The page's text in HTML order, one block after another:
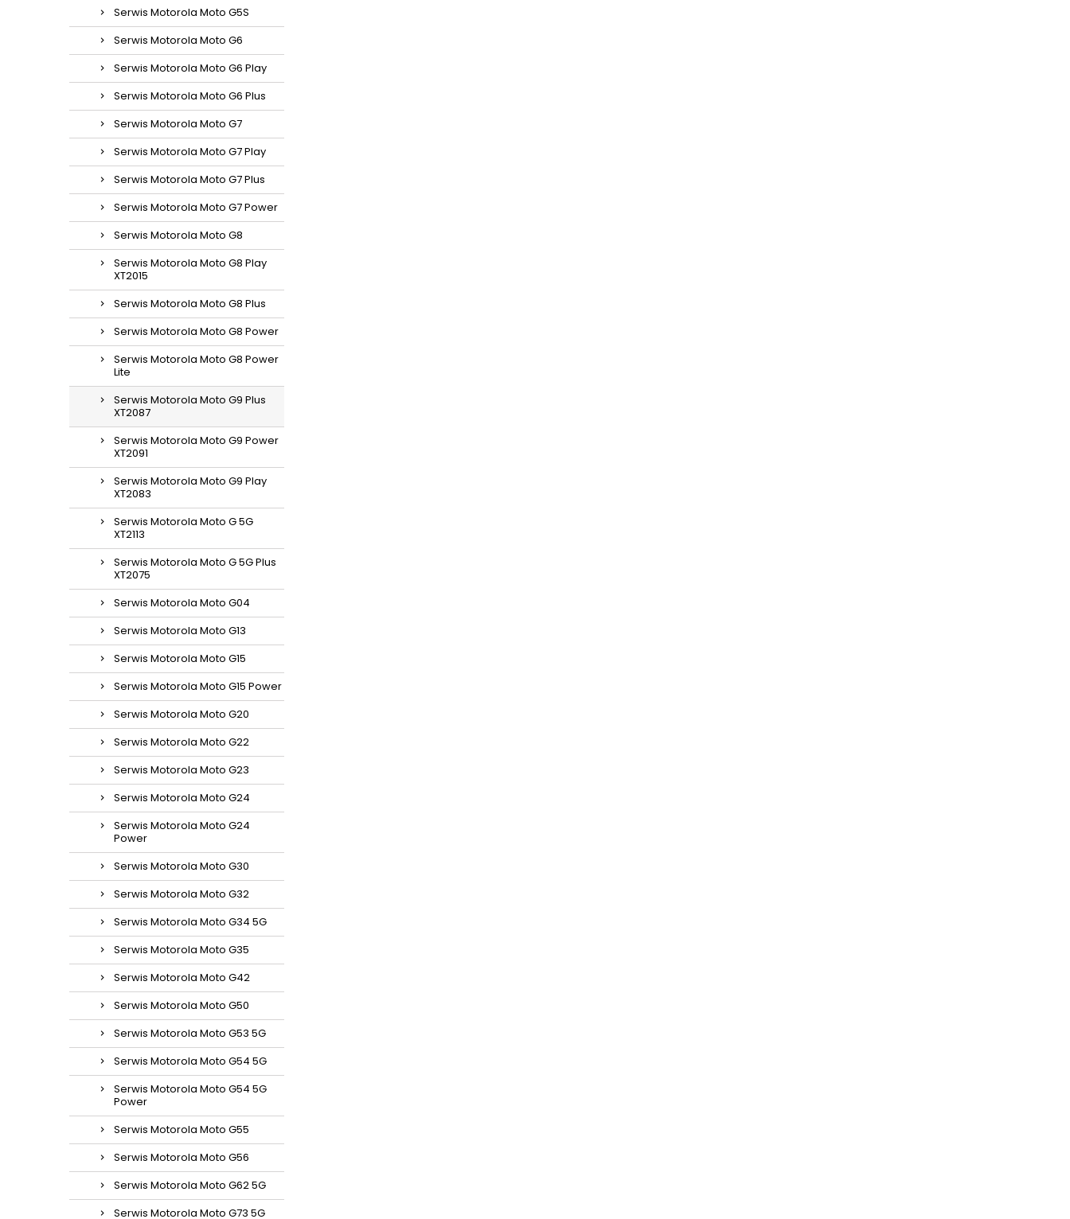
Serwis Motorola Moto G5S
Serwis Motorola Moto G6
Serwis Motorola Moto G6 Play
Serwis Motorola Moto G6 Plus
Serwis Motorola Moto G7
Serwis Motorola Moto G7 Play
Serwis Motorola Moto G7 Plus
Serwis Motorola Moto G7 Power
Serwis Motorola Moto G8
Serwis Motorola Moto G8 Play
XT2015
Serwis Motorola Moto G8 Plus
Serwis Motorola Moto G8 Power
Serwis Motorola Moto G8 Power
Lite
Serwis Motorola Moto G9 Plus
XT2087
Serwis Motorola Moto G9 Power
XT2091
Serwis Motorola Moto G9 Play
XT2083
Serwis Motorola Moto G 5G
XT2113
Serwis Motorola Moto G 5G Plus
XT2075
Serwis Motorola Moto G04
Serwis Motorola Moto G13
Serwis Motorola Moto G15
Serwis Motorola Moto G15 Power
Serwis Motorola Moto G20
Serwis Motorola Moto G22
Serwis Motorola Moto G23
Serwis Motorola Moto G24
Serwis Motorola Moto G24
Power
Serwis Motorola Moto G30
Serwis Motorola Moto G32
Serwis Motorola Moto G34 5G
Serwis Motorola Moto G35
Serwis Motorola Moto G42
Serwis Motorola Moto G50
Serwis Motorola Moto G53 5G
Serwis Motorola Moto G54 5G
Serwis Motorola Moto G54 5G
Power
Serwis Motorola Moto G55
Serwis Motorola Moto G56
Serwis Motorola Moto G62 5G
Serwis Motorola Moto G73 5G